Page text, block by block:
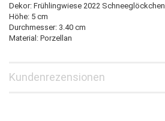
Dekor: Frühlingwiese 2022 Schneeglöckchen
Höhe: 5 cm
Durchmesser: 3.40 cm
Material: Porzellan
Kundenrezensionen